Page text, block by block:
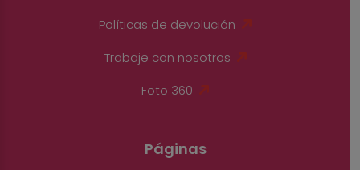
Políticas de devolución
Trabaje con nosotros
Foto 360
Páginas